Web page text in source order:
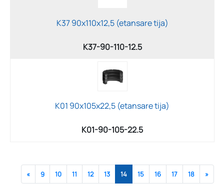
K37 90x110x12,5 (etansare tija)
K37-90-110-12.5
K01 90x105x22,5 (etansare tija)
K01-90-105-22.5
« 9 10 11 12 13 14 15 16 17 18 »